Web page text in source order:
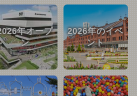
年オープ
ン
2026年のイベ
ント